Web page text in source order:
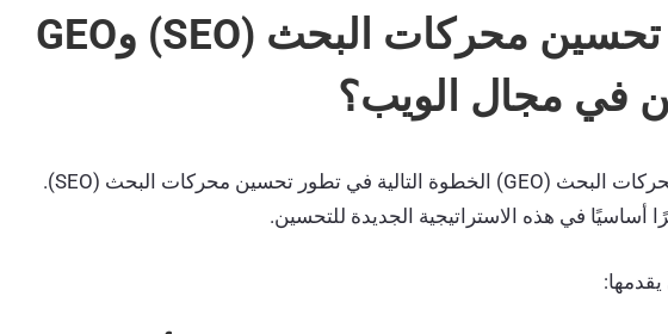
بالنسبة إلى تحسين محركات البحث (SEO) وGEO
في مجال الويب؟
يُعد التحسين التوليدي لمحركات البحث (GEO) الخطوة التالية في تطور تحسين محركات البحث (SEO).
أساسيًا في هذه الاستراتيجية الجديدة للتحسين.
يقدمها: